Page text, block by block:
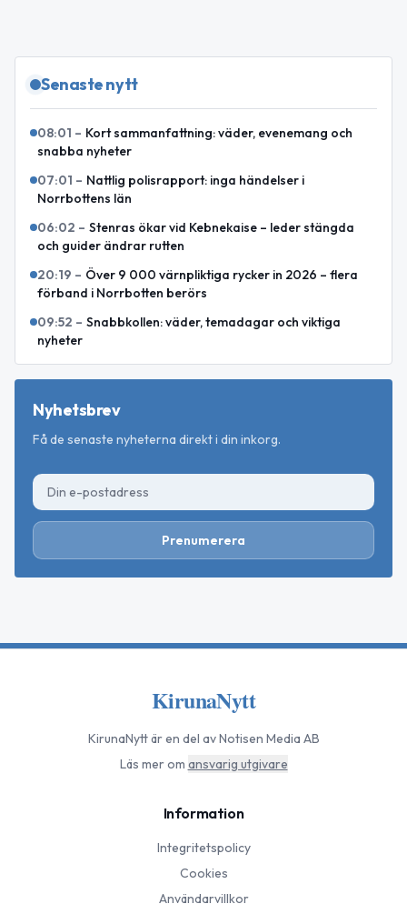
Senaste nytt
08:01 – Kort sammanfattning: väder, evenemang och
snabba nyheter
07:01 – Nattlig polisrapport: inga händelser i
Norrbottens län
06:02 – Stenras ökar vid Kebnekaise – leder stängda
och guider ändrar rutten
20:19 – Över 9 000 värnpliktiga rycker in 2026 – flera
förband i Norrbotten berörs
09:52 – Snabbkollen: väder, temadagar och viktiga
nyheter
Nyhetsbrev
Få de senaste nyheterna direkt i din inkorg.
Prenumerera
KirunaNytt
KirunaNyttär en del av Notisen Media AB
Läs mer om ansvarig utgivare
Information
Integritetspolicy
Cookies
Användarvillkor